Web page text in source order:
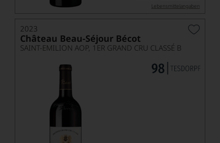
Lebensmittel­angaben
2023
Château Beau-Séjour Bécot
SAINT-EMILION AOP, 1ER GRAND CRU CLASSÉ B